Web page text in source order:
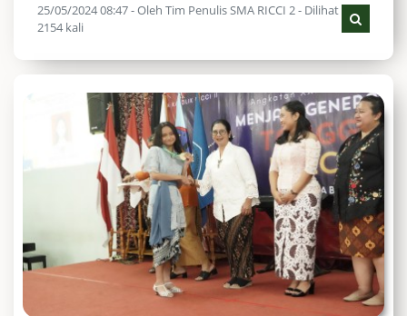
25/05/2024 08:47 - Oleh Tim Penulis SMA RICCI 2 - Dilihat
2154 kali